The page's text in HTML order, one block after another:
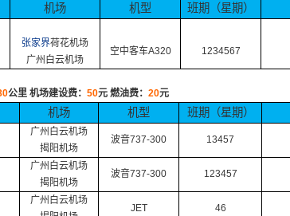
机场 机型 班期（星期）
张家界荷花机场
广州 白云机场
空中客车A320 1234567
公里 机场建设费： 50元 燃油费： 20元
机场 机型 班期（星期）
广州 白云机场
揭阳机场
波音737-300 13457
广州 白云机场
揭阳机场
波音737-300 123457
广州 白云机场
JET 46